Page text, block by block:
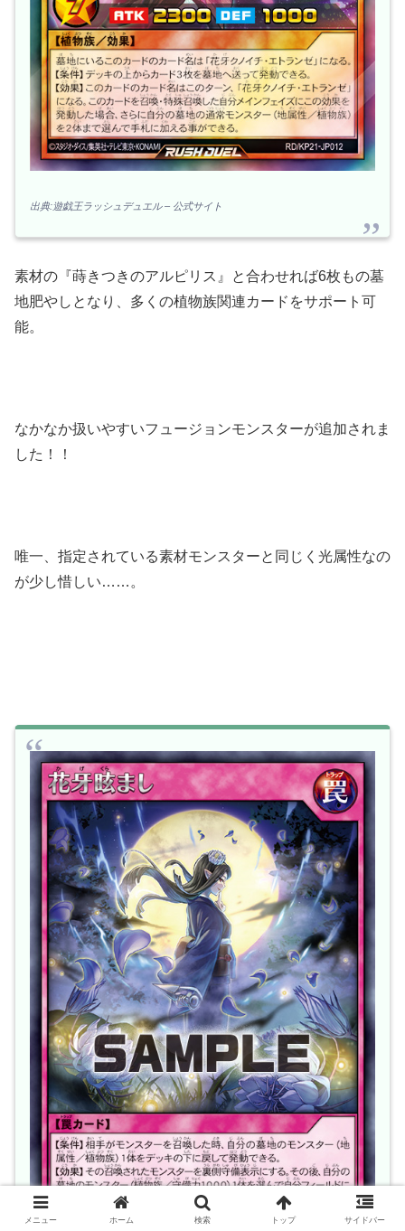
出典:遊戯王ラッシュデュエル – 公式サイト
素材の『蒔きつきのアルピリス』と合わせれば6枚もの墓
地肥やしとなり、多くの植物族関連カードをサポート可
能。
なかなか扱いやすいフュージョンモンスターが追加されま
した！！
唯一、指定されている素材モンスターと同じく光属性なの
が少し惜しい……。
メニュー ホーム 検索 トップ サイドバー